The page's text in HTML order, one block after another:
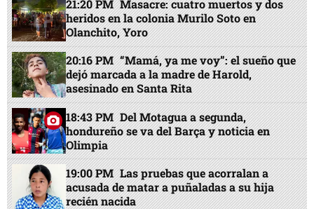
21:20 PM Masacre: cuatro muertos y dos
heridos en la colonia Murilo Soto en
Olanchito, Yoro
20:16 PM “Mamá, ya me voy”: el sueño que
dejó marcada a la madre de Harold,
asesinado en Santa Rita
18:43 PM Del Motagua a segunda,
hondureño se va del Barça y noticia en
Olimpia
19:00 PM Las pruebas que acorralan a
acusada de matar a puñaladas a su hija
recién nacida